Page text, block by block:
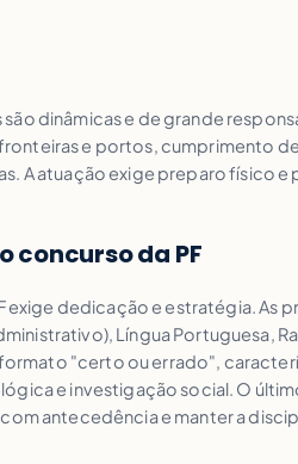
dinâmicas e de grande
e portos, cumprimento
A atuação exige preparo físico
concurso da PF
exige dedicação e estratégia. As
Língua
"certo ou errado",
e investigação social. O
antecedência e manter a